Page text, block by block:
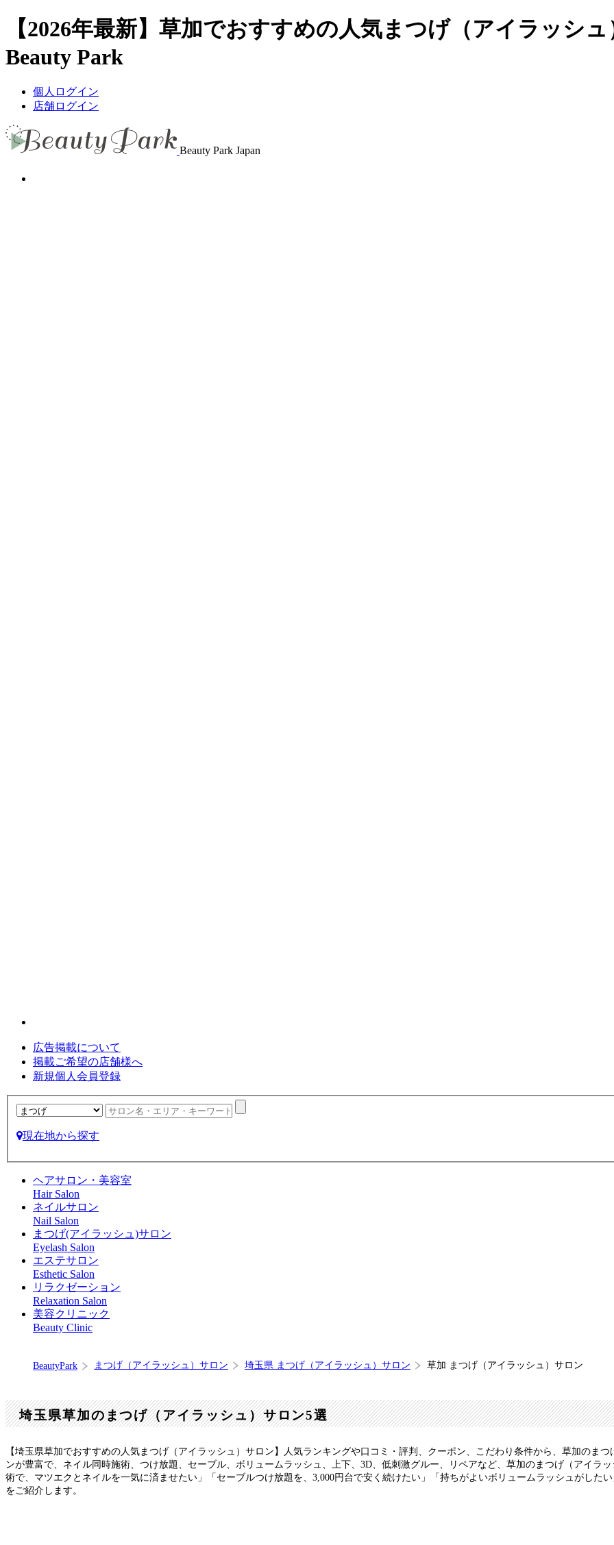
【2026年最新】草加でおすすめの人気まつげ（アイラッシ
Beauty Park
個人ログイン
店舗ログイン
Beauty Park Japan
広告掲載について
掲載ご希望の店舗様へ
新規個人会員登録
現在地から探す
ヘアサロン・美容室
Hair Salon
ネイルサロン
Nail Salon
まつげ(アイラッシュ)サロン
Eyelash Salon
エステサロン
Esthetic Salon
リラクゼーション
Relaxation Salon
美容クリニック
Beauty Clinic
BeautyPark まつげ（アイラッシュ）サロン 埼玉県 まつげ（アイラッシュ）サロン 草加 まつげ（アイラッシュ）サロン
埼玉県草加のまつげ（アイラッシュ）サロン5選
【埼玉県草加でおすすめの人気まつげ（アイラッシュ）サロン】人気ランキングや口コミ・評判、クーポン、こだわり条件から、草加のま
ンが豊富で、ネイル同時施術、つけ放題、セーブル、ボリュームラッシュ、上下、3D、低刺激グルー、リペアなど、草加のまつげ（アイラ
術で、マツエクとネイルを一気に済ませたい」「セーブルつけ放題を、3,000円台で安く続けたい」「持ちがよいボリュームラッシュがした
をご紹介します。